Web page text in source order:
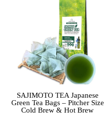
SAJIMOTO TEA Japanese
Green Tea Bags – Pitcher Size
Cold Brew & Hot Brew